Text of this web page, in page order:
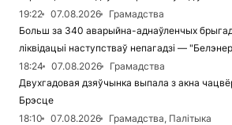
19:22
07.08.2026
Грамадства
Больш за 340 аварыйна-аднаўленчых брыгад
ліквідацыі наступстваў непагадзі —
18:24
07.08.2026
Грамадства
Двухгадовая дзяўчынка выпала з акна
Брэсце
18:10
07.08.2026
Грамадства, Палітыка